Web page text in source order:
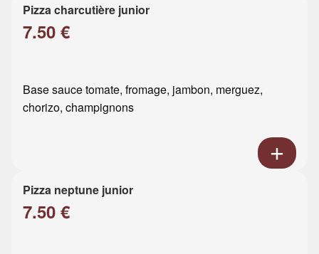
Pizza charcutière junior
7.50 €
Base sauce tomate, fromage, jambon, merguez,
chorizo, champignons
Pizza neptune junior
7.50 €